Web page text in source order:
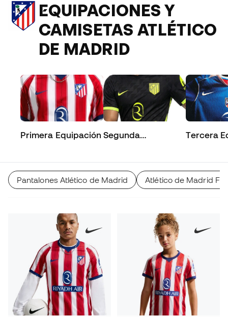
EQUIPACIONES Y
CAMISETAS ATLÉTICO
DE MADRID
Primera Equipación Segunda
Tercera
Pantalones Atlético de Madrid Atlético de Madrid